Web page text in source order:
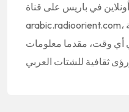
في باريس على قناة
arabic.radioorient.com، حيث استمع للأخبار العربية
أي وقت، مقدما معلومات